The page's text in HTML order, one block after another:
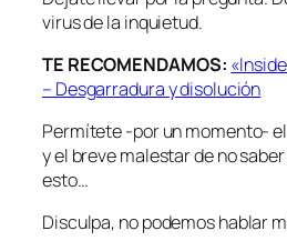
virus de la inquietud.
TE RECOMENDAMOS:
– Desgarradura y disolución
Permítete -por un momento-
y el breve malestar de no
esto…
Disculpa, no podemos hablar